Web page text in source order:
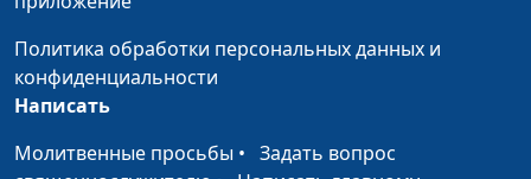
Брак. Почему мне
скучно с одним
партнёром?
Мастурбация —
можно или нельзя?
Соклаков, психолог
Политика обработки персональных данных и
конфиденциальности
Написать
Молитвенные просьбы • Задать вопрос